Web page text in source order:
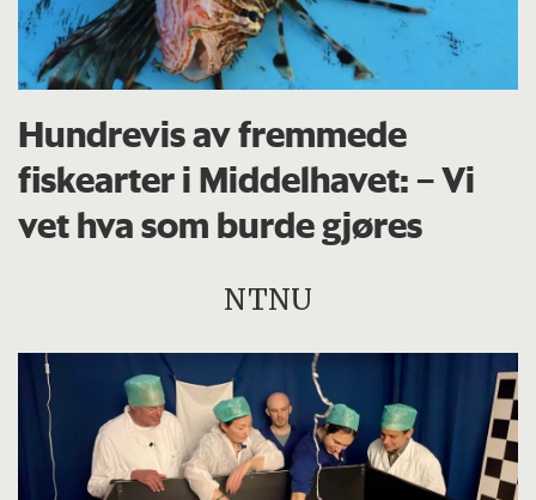
Hundrevis av fremmede
fiskearter i Middelhavet: – Vi
vet hva som burde gjøres
NTNU